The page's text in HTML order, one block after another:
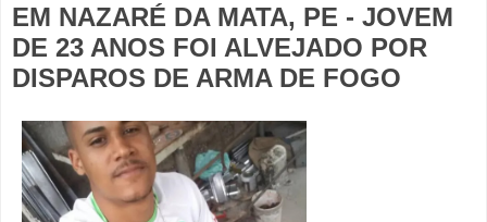
EM NAZARÉ DA MATA, PE - JOVEM
DE 23 ANOS FOI ALVEJADO POR
DISPAROS DE ARMA DE FOGO